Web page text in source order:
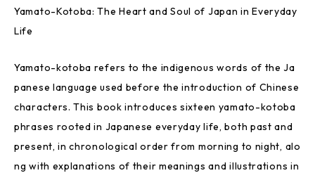
Yamato-Kotoba: The Heart and Soul of Japan in Everyday
Life
Yamato-kotoba refers to the indigenous words of the Ja
panese language used before the introduction of Chinese
characters. This book introduces sixteen yamato-kotoba
phrases rooted in Japanese everyday life, both past and
present, in chronological order from morning to night, alo
ng with explanations of their meanings and illustrations in